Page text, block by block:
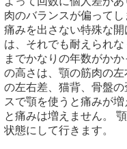
肉のバランスが偏ってし
痛みを出さない特殊な
は、それでも耐えられ
までかなりの年数がか
の高さは、顎の筋肉の
の左右差、猫背、骨盤
スで顎を使うと痛みが
と痛みは増えません。
状態にして行きます。